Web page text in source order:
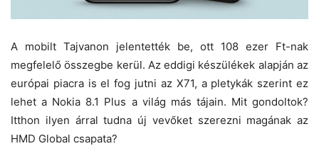
A mobilt Tajvanon jelentették be, ott 108 ezer Ft-nak
megfelelő összegbe kerül. Az eddigi készülékek alapján az
európai piacra is el fog jutni az X71, a pletykák szerint ez
lehet a Nokia 8.1 Plus a világ más tájain. Mit gondoltok?
Itthon ilyen árral tudna új vevőket szerezni magának az
HMD Global csapata?